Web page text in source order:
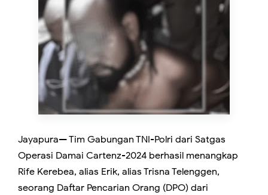
Jayapura— Tim Gabungan TNI-Polri dari Satgas
Operasi Damai Cartenz-2024 berhasil menangkap
Rife Kerebea, alias Erik, alias Trisna Telenggen,
seorang Daftar Pencarian Orang (DPO) dari